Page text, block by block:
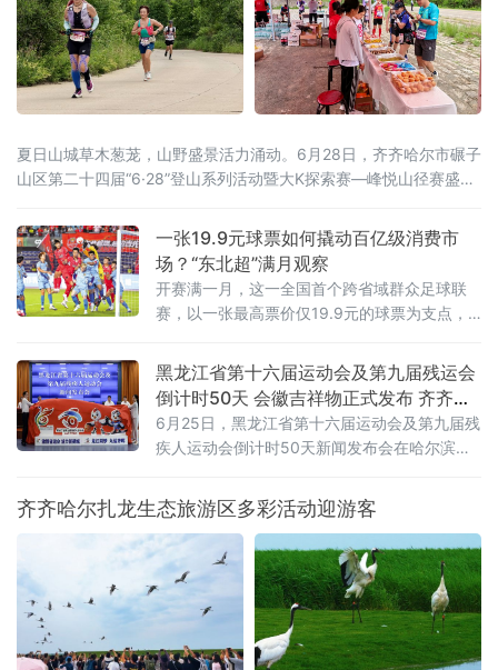
夏日山城草木葱茏，山野盛景活力涌动。6月28日，齐齐哈尔市碾子
山区第二十四届“6·28”登山系列活动暨大K探索赛—峰悦山径赛盛大
文广旅游局、市体育局、市融媒体中心鼎力支持，区文广旅游局、
齐齐哈尔圣金旅游发展有限公司承办，辽宁维思天品体育发展有限
公司专业运营。二十四年
一张19.9元球票如何撬动百亿级消费市
场？“东北超”满月观察
开赛满一月，这一全国首个跨省域群众足球联
赛，以一张最高票价仅19.9元的球票为支点，
济”：一张球票变成“旅行通行证”“东北超”是全国
首个由辽吉黑蒙联合主办的群众足球赛事，沈
阳、大
黑龙江省第十六届运动会及第九届残运会
倒计时50天 会徽吉祥物正式发布 齐齐哈
尔时隔26年再迎省级顶级赛事
6月25日，黑龙江省第十六届运动会及第九届残
疾人运动会倒计时50天新闻发布会在哈尔滨举
与吉祥物，并通报赛事筹备、竞赛组织、服务
保障及文体旅融合等重点工作，标志着全省规
模最大的综合性体育盛会全面进入决战冲刺阶
段。齐齐哈尔时隔26年再度承办省级顶级赛
事，将以“简约、安全、精彩、独具特色”为目
标，倾力呈现一
齐齐哈尔扎龙生态旅游区多彩活动迎游客